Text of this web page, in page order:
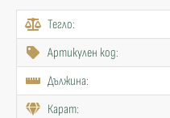
Тегло:
Артикулен код:
Дължина:
Карат: